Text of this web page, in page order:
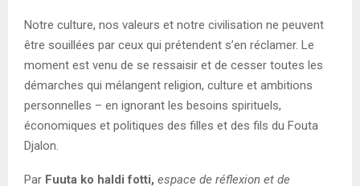
Notre culture, nos valeurs et notre civilisation ne peuvent
être souillées par ceux qui prétendent s’en réclamer. Le
moment est venu de se ressaisir et de cesser toutes les
démarches qui mélangent religion, culture et ambitions
personnelles – en ignorant les besoins spirituels,
économiques et politiques des filles et des fils du Fouta
Djalon.
Par Fuuta ko haldi fotti, espace de réflexion et de